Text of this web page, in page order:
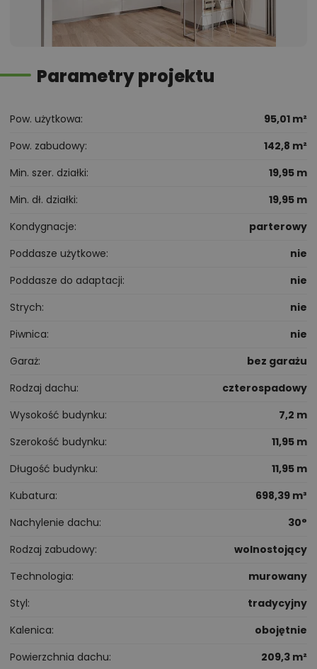
Parametry projektu
Pow. użytkowa
95,01 m²
Pow. zabudowy
142,8 m²
Min. szer. działki
19,95 m
Min. dł. działki
19,95 m
Kondygnacje
parterowy
Poddasze użytkowe
nie
Poddasze do adaptacji
nie
Strych
nie
Piwnica
nie
Garaż
bez garażu
Rodzaj dachu
czterospadowy
Wysokość budynku
7,2 m
Szerokość budynku
11,95 m
Długość budynku
11,95 m
Kubatura
698,39 m³
Nachylenie dachu
30°
Rodzaj zabudowy
wolnostojący
Technologia
murowany
Styl
tradycyjny
Kalenica
obojętnie
Powierzchnia dachu
209,3 m²